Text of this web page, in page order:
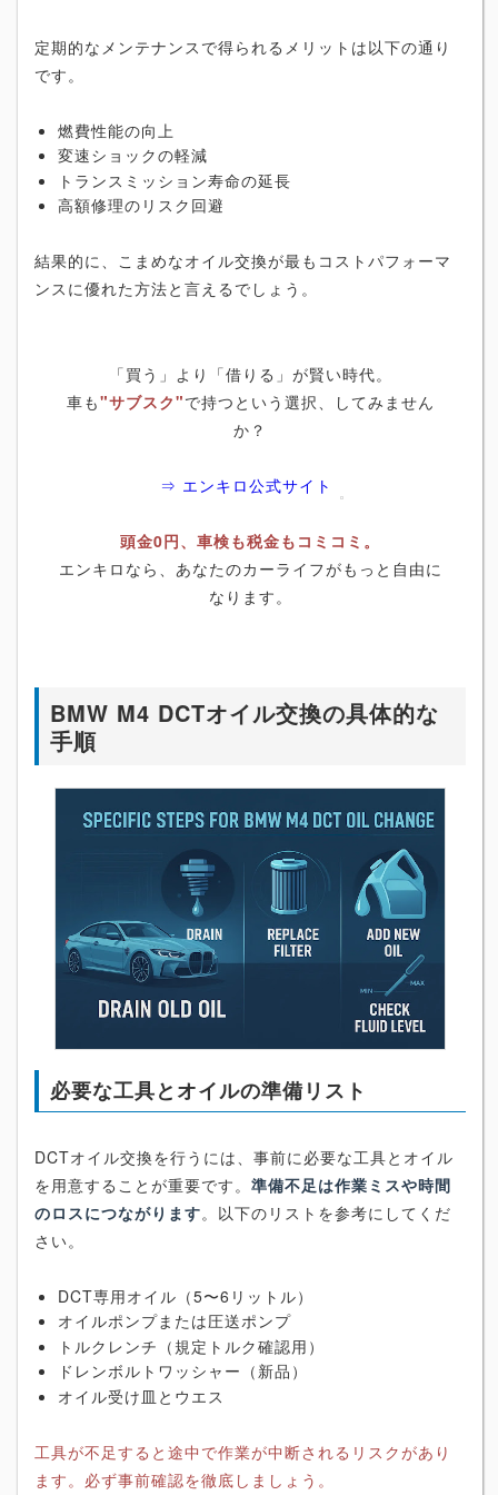
定期的なメンテナンスで得られるメリットは以下の通り
です。
燃費性能の向上
変速ショックの軽減
トランスミッション寿命の延長
高額修理のリスク回避
結果的に、こまめなオイル交換が最もコストパフォーマ
ンスに優れた方法と言えるでしょう。
「買う」より「借りる」が賢い時代。
車も"サブスク"で持つという選択、してみません
か？
⇒ エンキロ公式サイト
頭金0円、車検も税金もコミコミ。
エンキロなら、あなたのカーライフがもっと自由に
なります。
BMW M4 DCTオイル交換の具体的な
手順
必要な工具とオイルの準備リスト
DCTオイル交換を行うには、事前に必要な工具とオイル
を用意することが重要です。 準備不足は作業ミスや時間
のロスにつながります。以下のリストを参考にしてくだ
さい。
DCT専用オイル（5〜6リットル）
オイルポンプまたは圧送ポンプ
トルクレンチ（規定トルク確認用）
ドレンボルトワッシャー（新品）
オイル受け皿とウエス
工具が不足すると途中で作業が中断されるリスクがあり
ます。必ず事前確認を徹底しましょう。